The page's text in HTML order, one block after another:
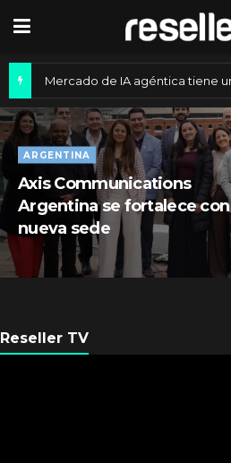
ARGENTINA
Axis Communications
Argentina se fortalece con
nueva sede
Reseller TV